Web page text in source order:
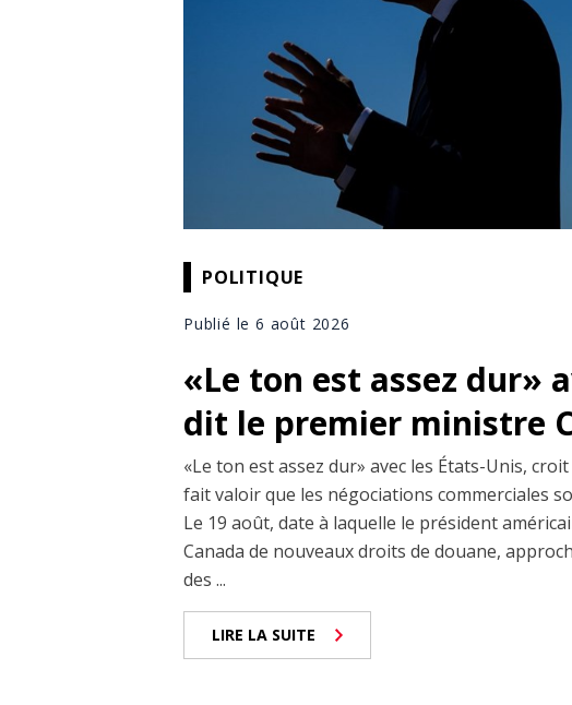
POLITIQUE
Publié le 6 août 2026
«Le ton est assez dur»
dit le premier ministre
«Le ton est assez dur» avec les États-Unis,
fait valoir que les négociations commerciales
Le 19 août, date à laquelle le président
Canada de nouveaux droits de douane,
des ...
LIRE LA SUITE